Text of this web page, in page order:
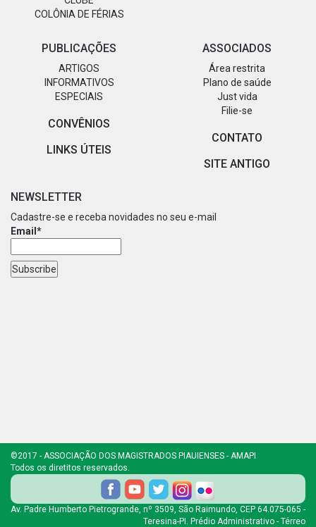
COLÔNIA DE FÉRIAS
PUBLICAÇÕES
ARTIGOS
INFORMATIVOS
ESPECIAIS
CONVÊNIOS
LINKS ÚTEIS
ASSOCIADOS
Área restrita
Plano de saúde
Just vida
Filie-se
CONTATO
SITE ANTIGO
NEWSLETTER
Cadastre-se e receba novidades no seu e-mail
Email*
©2017 - ASSOCIAÇÃO DOS MAGISTRADOS PIAUIENSES - AMAPI
Todos os diretitos reservados.
Av. Padre Humberto Pietrogrande, nº 3509, São Raimundo, CEP 64.075-065 -
Teresina-PI. Prédio Administrativo - Térreo